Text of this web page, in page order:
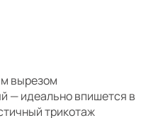
вырезом
— идеально впишется в
трикотаж